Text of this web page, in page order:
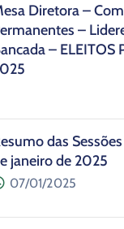
Diretora –
–
– ELEITOS
das
janeiro de 2025
07/01/2025